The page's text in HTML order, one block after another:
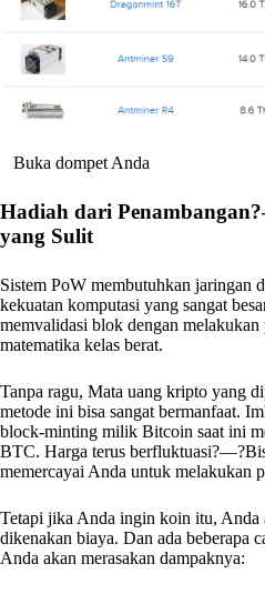
Buka dompet Anda
Hadiah dari
yang Sulit
Sistem PoW membutuhkan jaringan
kekuatan komputasi yang sangat
memvalidasi blok dengan melakukan
matematika kelas berat.
Tanpa ragu, Mata uang kripto yang
metode ini bisa sangat bermanfaat.
block-minting milik Bitcoin saat ini
BTC. Harga terus
memercayai Anda untuk melakukan
Tetapi jika Anda ingin koin itu, Anda
dikenakan biaya. Dan ada beberapa
Anda akan merasakan dampaknya: